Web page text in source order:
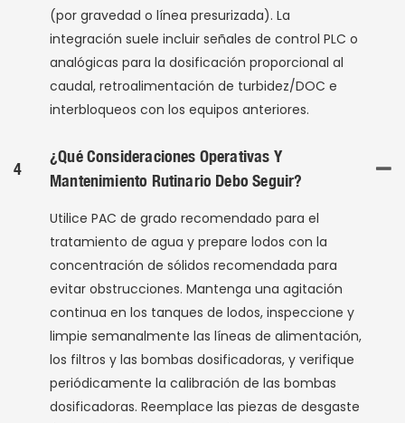
(por gravedad o línea presurizada). La
integración suele incluir señales de control PLC o
analógicas para la dosificación proporcional al
caudal, retroalimentación de turbidez/DOC e
interbloqueos con los equipos anteriores.
4
¿Qué Consideraciones Operativas Y
Mantenimiento Rutinario Debo Seguir?
Utilice PAC de grado recomendado para el
tratamiento de agua y prepare lodos con la
concentración de sólidos recomendada para
evitar obstrucciones. Mantenga una agitación
continua en los tanques de lodos, inspeccione y
limpie semanalmente las líneas de alimentación,
los filtros y las bombas dosificadoras, y verifique
periódicamente la calibración de las bombas
dosificadoras. Reemplace las piezas de desgaste